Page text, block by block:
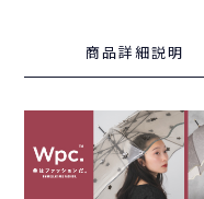
商品詳細説明